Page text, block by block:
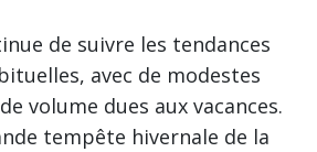
de suivre les tendances
avec de modestes
volume dues aux vacances.
tempête hivernale de la